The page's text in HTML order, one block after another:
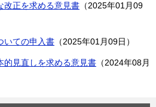
改正を求める意見書 （2025年01月09
いての申入書 （2025年01月09日）
的見直しを求める意見書 （2024年08月